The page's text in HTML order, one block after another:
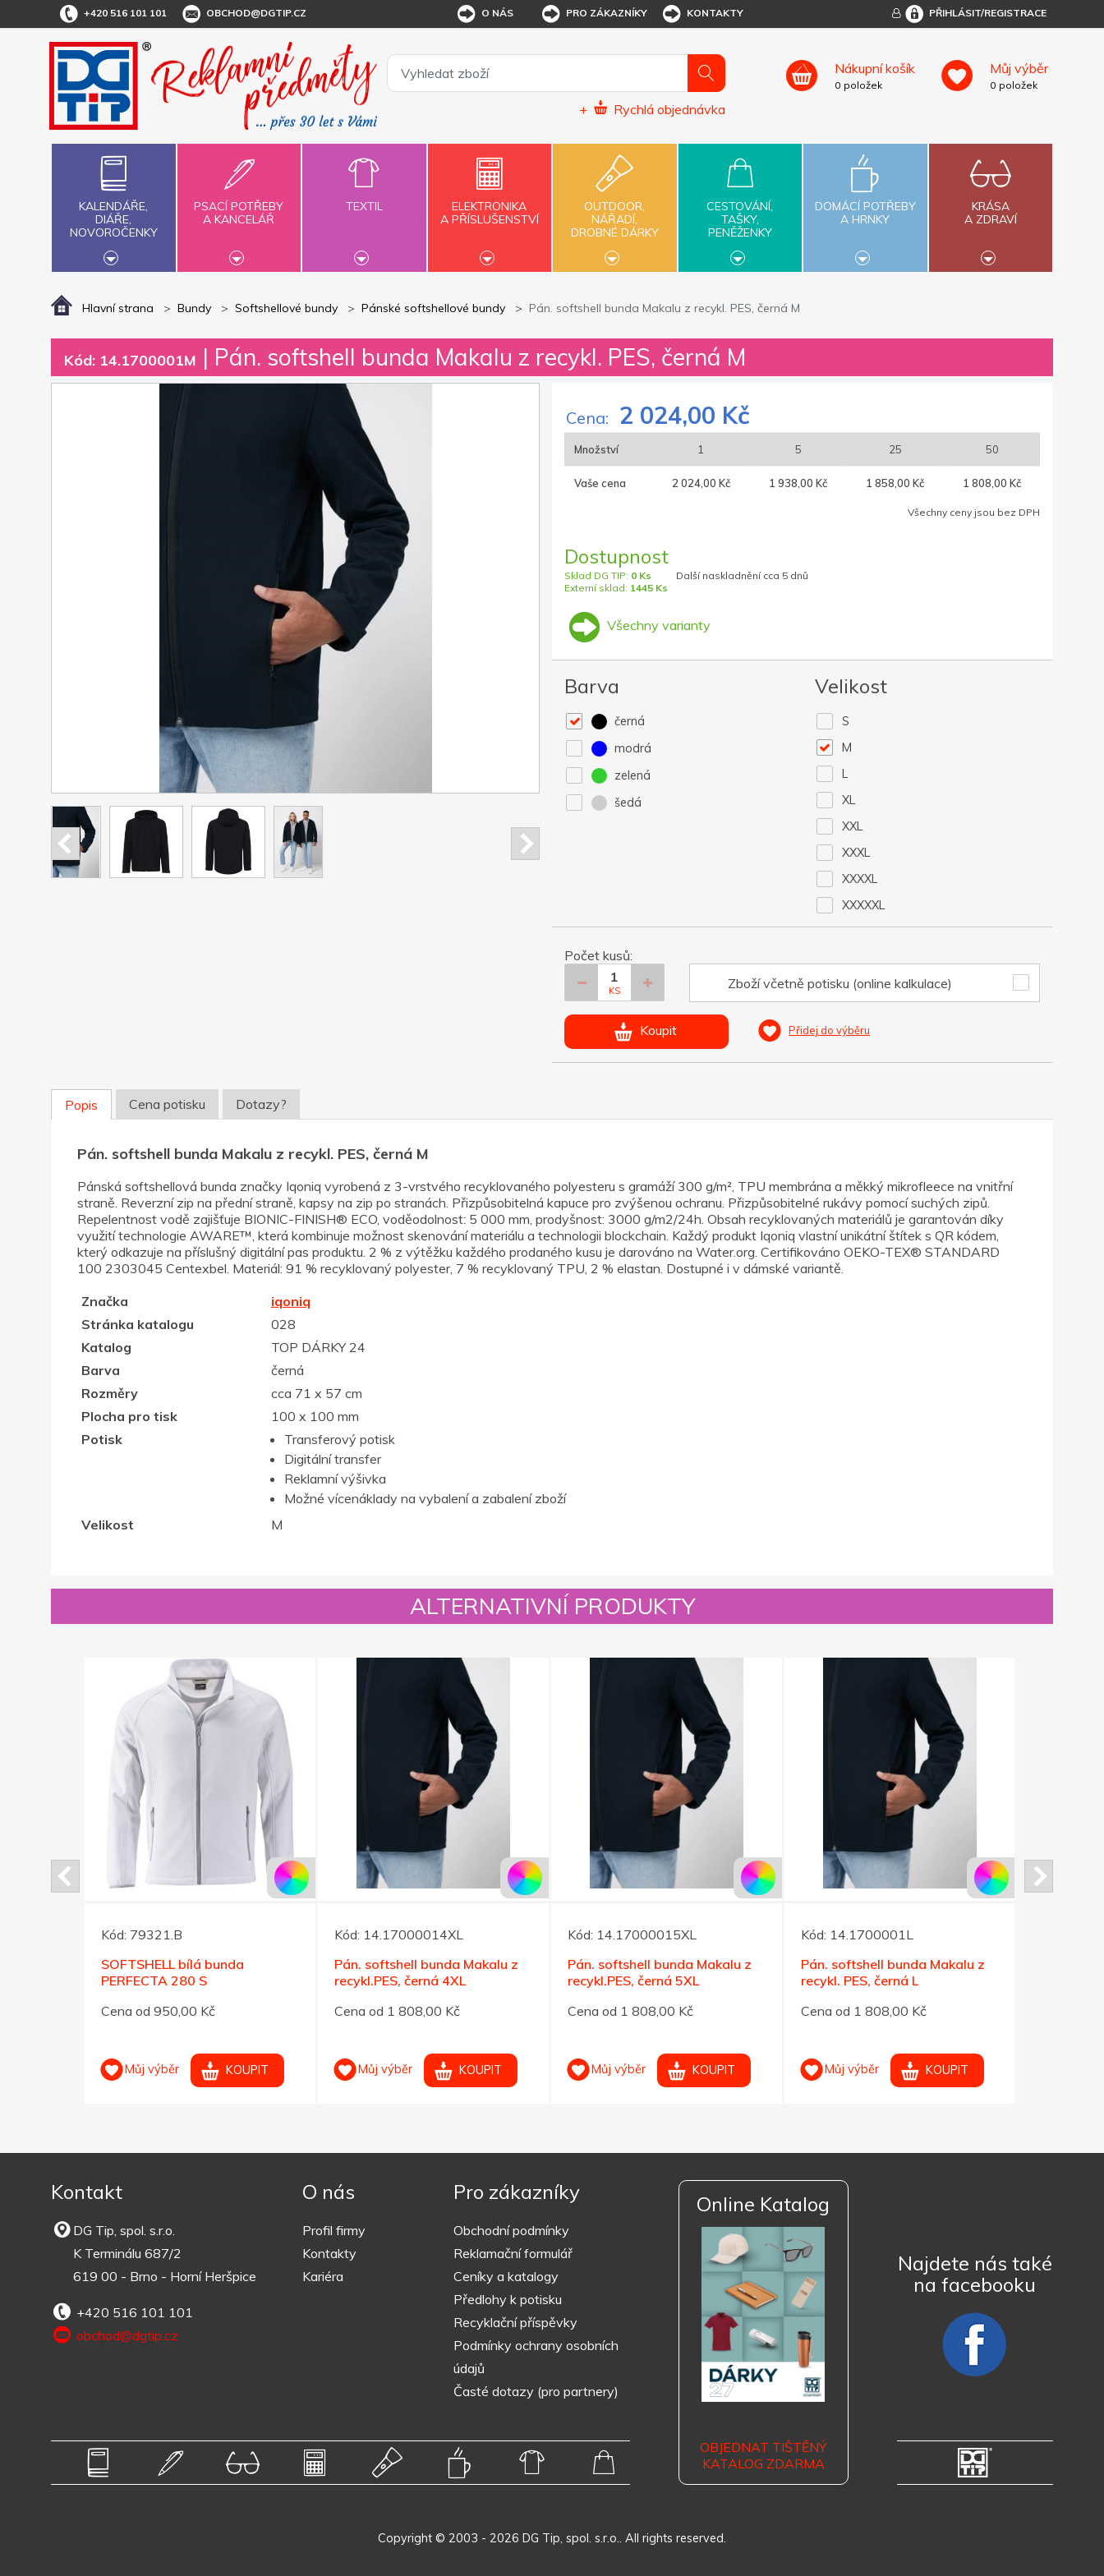
+420 516 101 101 OBCHOD@DGTIP.CZ O NÁS PRO ZÁKAZNÍKY KONTAKTY PŘIHLÁSIT/REGISTRACE
+ Rychlá objednávka
Nákupní košík
0 položek
Můj výběr
0 položek
KALENDÁŘE,
DIÁŘE,
NOVOROČENKY
PSACÍ POTŘEBY
A KANCELÁŘ
TEXTIL
ELEKTRONIKA
A PŘÍSLUŠENSTVÍ
OUTDOOR,
NÁŘADÍ,
DROBNÉ DÁRKY
CESTOVÁNÍ,
TAŠKY,
PENĚŽENKY
DOMÁCÍ POTŘEBY
A HRNKY
KRÁSA
A ZDRAVÍ
Hlavní strana Bundy Softshellové bundy Pánské softshellové bundy Pán. softshell bunda Makalu z recykl. PES, černá M
Kód: 14.1700001M | Pán. softshell bunda Makalu z recykl. PES, černá M
Cena: 2 024,00 Kč
Množství 1 5 25 50
Vaše cena 2 024,00 Kč 1 938,00 Kč 1 858,00 Kč 1 808,00 Kč
Všechny ceny jsou bez DPH
Dostupnost
Sklad DG TIP: 0 Ks
Externí sklad: 1445 Ks
Další naskladnění cca 5 dnů
Všechny varianty
Barva
černá
modrá
zelená
šedá
Velikost
S
M
L
XL
XXL
XXXL
XXXXL
XXXXXL
Počet kusů:
KS Zboží včetně potisku (online kalkulace)
Koupit Přidej do výběru
Popis Cena potisku Dotazy?
Pán. softshell bunda Makalu z recykl. PES, černá M
Pánská softshellová bunda značky Iqoniq vyrobená z 3-vrstvého recyklovaného polyesteru s gramáží 300 g/m², TPU membrána a měkký mikrofleece na vnitřní
straně. Reverzní zip na přední straně, kapsy na zip po stranách. Přizpůsobitelná kapuce pro zvýšenou ochranu. Přizpůsobitelné rukávy pomocí suchých zipů.
Repelentnost vodě zajišťuje BIONIC-FINISH® ECO, voděodolnost: 5 000 mm, prodyšnost: 3000 g/m2/24h. Obsah recyklovaných materiálů je garantován díky
využití technologie AWARE™, která kombinuje možnost skenování materiálu a technologii blockchain. Každý produkt Iqoniq vlastní unikátní štítek s QR kódem,
který odkazuje na příslušný digitální pas produktu. 2 % z výtěžku každého prodaného kusu je darováno na Water.org. Certifikováno OEKO-TEX® STANDARD
100 2303045 Centexbel. Materiál: 91 % recyklovaný polyester, 7 % recyklovaný TPU, 2 % elastan. Dostupné i v dámské variantě.
Značka
iqoniq
Stránka katalogu
028
Katalog
TOP DÁRKY 24
Barva
černá
Rozměry
cca 71 x 57 cm
Plocha pro tisk
100 x 100 mm
Potisk
Transferový potisk
Digitální transfer
Reklamní výšivka
Možné vícenáklady na vybalení a zabalení zboží
Velikost
M
ALTERNATIVNÍ PRODUKTY
Kód: 79321.B
SOFTSHELL bílá bunda
PERFECTA 280 S
Cena od 950,00 Kč
Můj výběr KOUPIT
Kód: 14.17000014XL
Pán. softshell bunda Makalu z
recykl.PES, černá 4XL
Cena od 1 808,00 Kč
Můj výběr KOUPIT
Kód: 14.17000015XL
Pán. softshell bunda Makalu z
recykl.PES, černá 5XL
Cena od 1 808,00 Kč
Můj výběr KOUPIT
Kód: 14.1700001L
Pán. softshell bunda Makalu z
recykl. PES, černá L
Cena od 1 808,00 Kč
Můj výběr KOUPIT
Kontakt
DG Tip, spol. s.r.o.
K Terminálu 687/2
619 00 - Brno - Horní Heršpice
+420 516 101 101
obchod@dgtip.cz
O nás
Profil firmy
Kontakty
Kariéra
Pro zákazníky
Obchodní podmínky
Reklamační formulář
Ceníky a katalogy
Předlohy k potisku
Recyklační příspěvky
Podmínky ochrany osobních
údajů
Časté dotazy (pro partnery)
Online Katalog
OBJEDNAT TIŠTĚNÝ
KATALOG ZDARMA
Najdete nás také
na facebooku
Copyright © 2003 - 2026 DG Tip, spol. s.r.o.. All rights reserved.